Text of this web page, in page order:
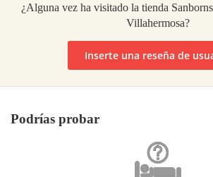
¿Alguna vez ha visitado la tienda
Villahermosa?
Inserte una reseña de
Podrías probar